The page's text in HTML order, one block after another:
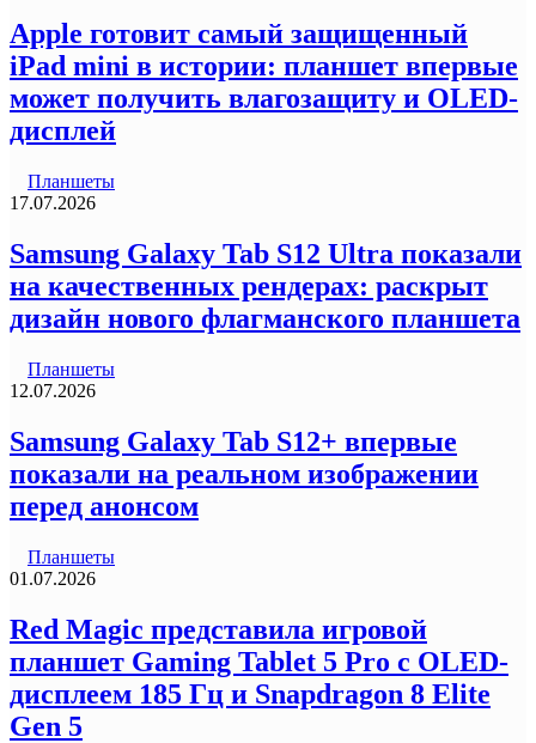
Apple готовит самый защищенный
iPad mini в истории: планшет впервые
может получить влагозащиту и OLED-
дисплей
Планшеты
17.07.2026
Samsung Galaxy Tab S12 Ultra показали
на качественных рендерах: раскрыт
дизайн нового флагманского планшета
Планшеты
12.07.2026
Samsung Galaxy Tab S12+ впервые
показали на реальном изображении
перед анонсом
Планшеты
01.07.2026
Red Magic представила игровой
планшет Gaming Tablet 5 Pro с OLED-
дисплеем 185 Гц и Snapdragon 8 Elite
Gen 5